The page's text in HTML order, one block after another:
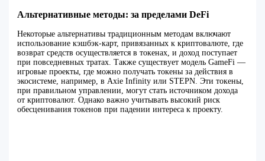
Альтернативные методы: за пределами DeFi
Некоторые альтернативы традиционным методам включают
использование кэшбэк-карт, привязанных к криптовалюте, где
возврат средств осуществляется в токенах, и доход поступает
при повседневных тратах. Также существует модель GameFi —
игровые проекты, где можно получать токены за действия в
экосистеме, например, в Axie Infinity или STEPN. Эти токены,
при правильном управлении, могут стать источником дохода
от криптовалют. Однако важно учитывать высокий риск
обесценивания токенов при падении интереса к проекту.